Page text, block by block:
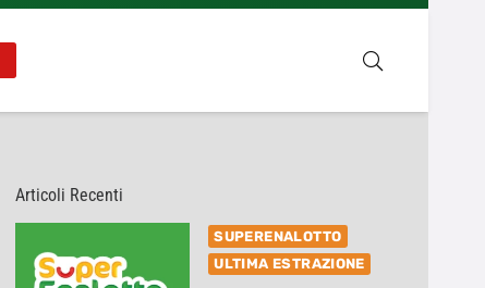
Articoli Recenti
SUPERENALOTTO
ULTIMA ESTRAZIONE